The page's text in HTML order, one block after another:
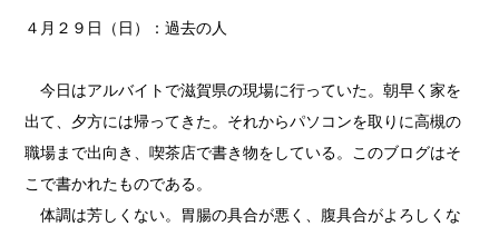
４月２９日（日） ：過去の人
今日はアルバイトで滋賀県の現場に行っていた。朝早く家を
出て、夕方には帰ってきた。それからパソコンを取りに高槻の
職場まで出向き、喫茶店で書き物をしている。このブログはそ
こで書かれたものである。
体調は芳しくない。胃腸の具合が悪く、腹具合がよろしくな